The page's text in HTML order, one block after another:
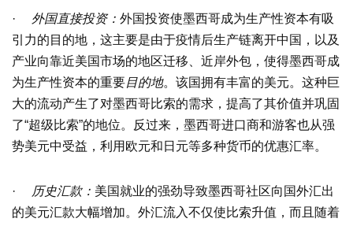
· 外国直接投资： 外国投资使墨西哥成为生产性资本有吸
引力的目的地，这主要是由于疫情后生产链离开中国，以及
产业向靠近美国市场的地区迁移、近岸外包，使得墨西哥成
为生产性资本的重要目的地。该国拥有丰富的美元。这种巨
大的流动产生了对墨西哥比索的需求，提高了其价值并巩固
了“超级比索”的地位。反过来，墨西哥进口商和游客也从强
势美元中受益，利用欧元和日元等多种货币的优惠汇率。
· 历史汇款： 美国就业的强劲导致墨西哥社区向国外汇出
的美元汇款大幅增加。外汇流入不仅使比索升值，而且随着